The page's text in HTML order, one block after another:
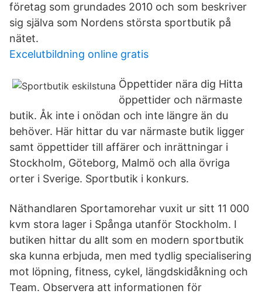
företag som grundades 2010 och som beskriver
sig själva som Nordens största sportbutik på
nätet.
Excelutbildning online gratis
Öppettider nära dig Hitta
öppettider och närmaste
butik. Åk inte i onödan och inte längre än du
behöver. Här hittar du var närmaste butik ligger
samt öppettider till affärer och inrättningar i
Stockholm, Göteborg, Malmö och alla övriga
orter i Sverige. Sportbutik i konkurs.
Näthandlaren Sportamorehar vuxit ur sitt 11 000
kvm stora lager i Spånga utanför Stockholm. I
butiken hittar du allt som en modern sportbutik
ska kunna erbjuda, men med tydlig specialisering
mot löpning, fitness, cykel, längdskidåkning och
Team. Observera att informationen för